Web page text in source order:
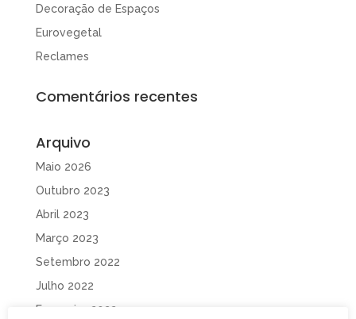
Decoração de Espaços
Eurovegetal
Reclames
Comentários recentes
Arquivo
Maio 2026
Outubro 2023
Abril 2023
Março 2023
Setembro 2022
Julho 2022
Fevereiro 2022